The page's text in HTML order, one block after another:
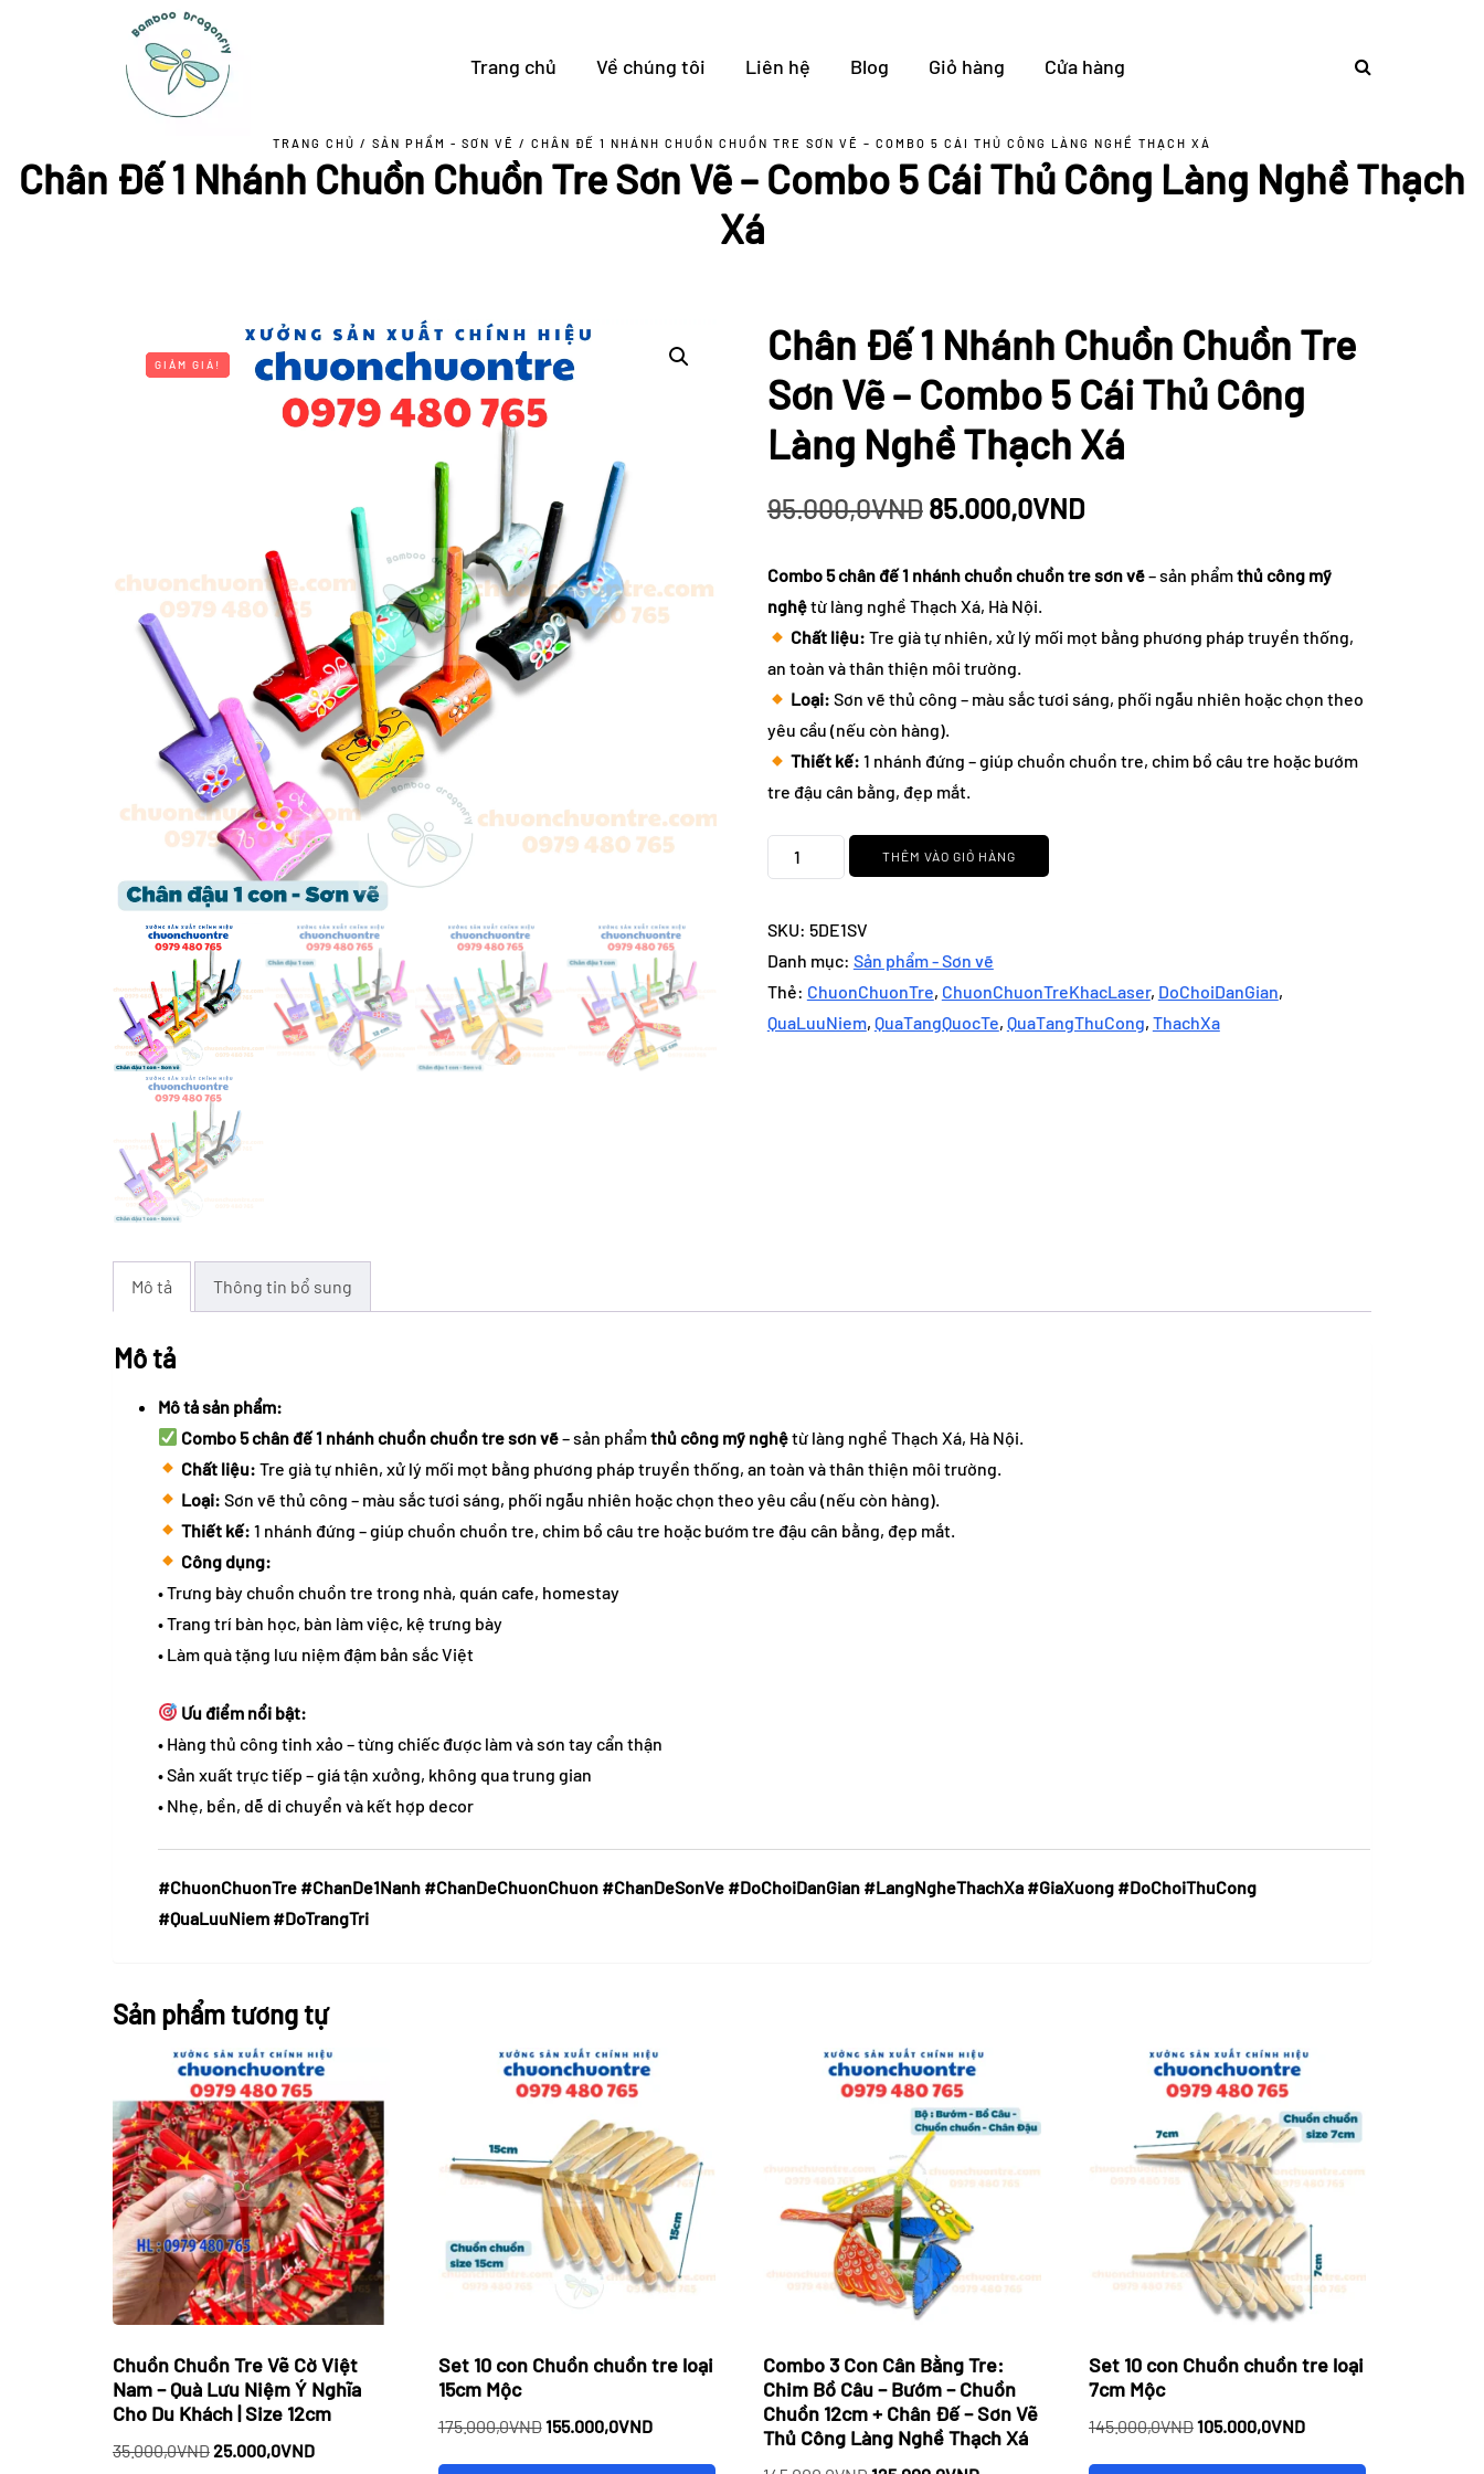
Trang chủ Về chúng tôi Liên hệ Blog Giỏ hàng Cửa hàng
TRANG CHỦ / SẢN PHẨM - SƠN VẼ / CHÂN ĐẾ 1 NHÁNH CHUỒN CHUỒN TRE SƠN VẼ – COMBO 5 CÁI THỦ CÔNG LÀNG NGHỀ THẠCH XÁ
Chân Đế 1 Nhánh Chuồn Chuồn Tre Sơn Vẽ – Combo 5 Cái Thủ Công Làng Nghề Thạch
Xá
GIẢM GIÁ!
GIẢM GIÁ!
GIẢM GIÁ!
GIẢM GIÁ!
GIẢM GIÁ!
Chân Đế 1 Nhánh Chuồn Chuồn Tre
Sơn Vẽ – Combo 5 Cái Thủ Công
Làng Nghề Thạch Xá
95.000,0VND Giá
là:
95.000,0VND.
85.000,0VNDGiá
là:
85.000,0VND.
Combo 5 chân đế 1 nhánh chuồn chuồn tre sơn vẽ– sản phẩmthủ công mỹ
nghệtừ làng nghề Thạch Xá, Hà Nội.
Chất liệu: Tre già tự nhiên, xử lý mối mọt bằng phương pháp truyền thống,
an toàn và thân thiện môi trường.
Loại: Sơn vẽ thủ công – màu sắc tươi sáng, phối ngẫu nhiên hoặc chọn theo
yêu cầu (nếu còn hàng).
Thiết kế: 1 nhánh đứng – giúp chuồn chuồn tre, chim bồ câu tre hoặc bướm
tre đậu cân bằng, đẹp mắt.
Chân
Đế
Nhánh
Chuồn
Chuồn
Tre
Làng
số
lượng
THÊM VÀO GIỎ HÀNG
SKU: 5DE1SV
Danh mục: Sản phẩm - Sơn vẽ
Thẻ: ChuonChuonTre, ChuonChuonTreKhacLaser, DoChoiDanGian,
QuaLuuNiem, QuaTangQuocTe, QuaTangThuCong, ThachXa
Mô tả Thông tin bổ sung
Mô tả
Mô tả sản phẩm:
Combo 5 chân đế 1 nhánh chuồn chuồn tre sơn vẽ– sản phẩmthủ công mỹ nghệtừ làng nghề Thạch Xá, Hà Nội.
Chất liệu: Tre già tự nhiên, xử lý mối mọt bằng phương pháp truyền thống, an toàn và thân thiện môi trường.
Loại: Sơn vẽ thủ công – màu sắc tươi sáng, phối ngẫu nhiên hoặc chọn theo yêu cầu (nếu còn hàng).
Thiết kế: 1 nhánh đứng – giúp chuồn chuồn tre, chim bồ câu tre hoặc bướm tre đậu cân bằng, đẹp mắt.
Công dụng:
• Trưng bày chuồn chuồn tre trong nhà, quán cafe, homestay
• Trang trí bàn học, bàn làm việc, kệ trưng bày
• Làm quà tặng lưu niệm đậm bản sắc Việt
Ưu điểm nổi bật:
• Hàng thủ công tinh xảo – từng chiếc được làm và sơn tay cẩn thận
• Sản xuất trực tiếp – giá tận xưởng, không qua trung gian
• Nhẹ, bền, dễ di chuyển và kết hợp decor
#ChuonChuonTre #ChanDe1Nanh #ChanDeChuonChuon #ChanDeSonVe #DoChoiDanGian #LangNgheThachXa #GiaXuong #DoChoiThuCong
#QuaLuuNiem #DoTrangTri
Sản phẩm tương tự
Chuồn Chuồn Tre Vẽ Cờ Việt
Nam – Quà Lưu Niệm Ý Nghĩa
Cho Du Khách | Size 12cm
35.000,0VNDGiá
25.000,0VNDGiá
Set 10 con Chuồn chuồn tre loại
15cm Mộc
175.000,0VNDGiá
155.000,0VNDGiá
Combo 3 Con Cân Bằng Tre:
Chim Bồ Câu – Bướm – Chuồn
Chuồn 12cm + Chân Đế – Sơn Vẽ
Thủ Công Làng Nghề Thạch Xá
Set 10 con Chuồn chuồn tre loại
7cm Mộc
145.000,0VNDGiá
105.000,0VNDGiá